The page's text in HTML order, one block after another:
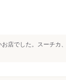
店でした。スーチカ